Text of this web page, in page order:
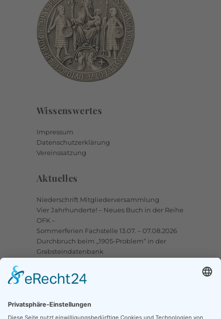
Wissenswertes
Impressum
Datenschutzerklärung
Vereinssatzung
Aktuelles
Niederschrift Mitgliederversammlung
Vier Jahrhunderte! – Neues Buch in der Reihe
OFK –
Sommerferien Fachstelle 13.07. – 07.08.2026
Durchbruch beim „1905-Problem“ in der
Grabsteindatenbank
Facebook